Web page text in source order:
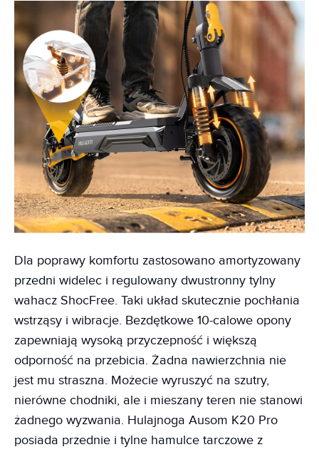
Dla poprawy komfortu zastosowano amortyzowany
przedni widelec i regulowany dwustronny tylny
wahacz ShocFree. Taki układ skutecznie pochłania
wstrząsy i wibracje. Bezdętkowe 10-calowe opony
zapewniają wysoką przyczepność i większą
odporność na przebicia. Żadna nawierzchnia nie
jest mu straszna. Możecie wyruszyć na szutry,
nierówne chodniki, ale i mieszany teren nie stanowi
żadnego wyzwania. Hulajnoga Ausom K20 Pro
posiada przednie i tylne hamulce tarczowe z